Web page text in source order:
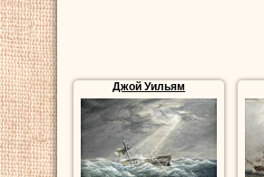
Джой Уильям